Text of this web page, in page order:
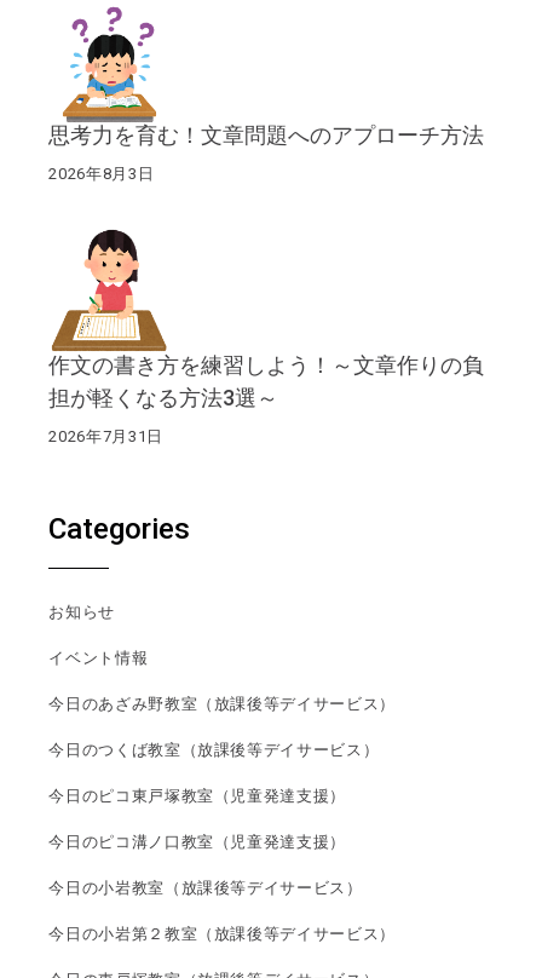
思考力を育む！文章問題へのアプローチ方法
2026年8月3日
作文の書き方を練習しよう！～文章作りの負
担が軽くなる方法3選～
2026年7月31日
Categories
お知らせ
イベント情報
今日のあざみ野教室（放課後等デイサービス）
今日のつくば教室（放課後等デイサービス）
今日のピコ東戸塚教室（児童発達支援）
今日のピコ溝ノ口教室（児童発達支援）
今日の小岩教室（放課後等デイサービス）
今日の小岩第２教室（放課後等デイサービス）